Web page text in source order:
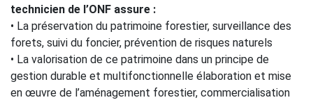
technicien de l’ONF assure :
• La préservation du patrimoine forestier, surveillance des
forets, suivi du foncier, prévention de risques naturels
• La valorisation de ce patrimoine dans un principe de
gestion durable et multifonctionnelle élaboration et mise
en œuvre de l’aménagement forestier, commercialisation